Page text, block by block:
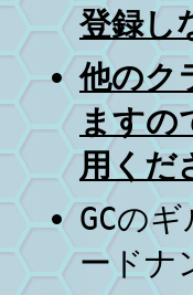
登録し
他のク
ますの
用くだ
GCの
ードナ